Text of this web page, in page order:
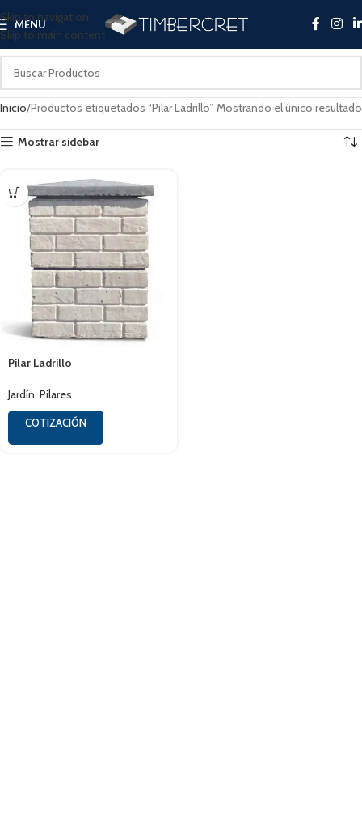
Skip to navigation
Skip to main content
MENU
Inicio Productos etiquetados “Pilar Ladrillo” Mostrando el único resultado
Mostrar sidebar
Pilar Ladrillo
Jardín, Pilares
COTIZACIÓN